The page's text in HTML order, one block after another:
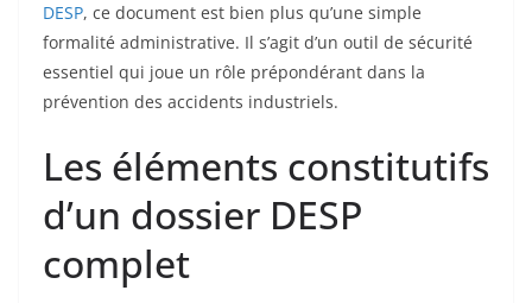
DESP, ce document est bien plus qu’une simple
formalité administrative. Il s’agit d’un outil de sécurité
essentiel qui joue un rôle prépondérant dans la
prévention des accidents industriels.
Les éléments constitutifs
d’un dossier DESP
complet